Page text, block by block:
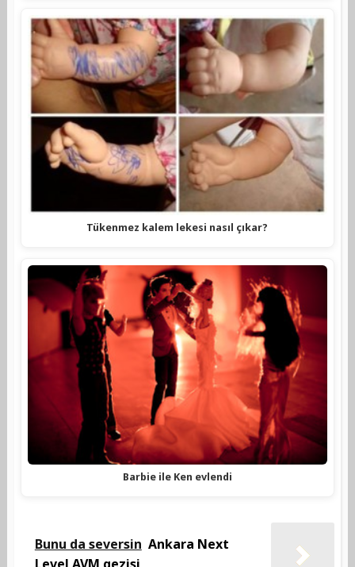
Tükenmez kalem lekesi nasıl çıkar?
Barbie ile Ken evlendi
Bunu da seversin Ankara Next